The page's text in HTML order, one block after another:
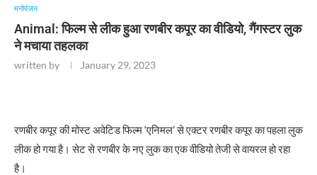
मनोरंजन
Animal: फिल्म से लीक हुआ रणबीर कपूर का वीडियो, गैंगस्टर लुक
ने मचाया तहलका
written by January 29, 2023
रणबीर कपूर की मोस्ट अवेटिड फिल्म ‘एनिमल’ से एक्टर रणबीर कपूर का पहला लुक
लीक हो गया है। सेट से रणबीर के नए लुक का एक वीडियो तेजी से वायरल हो रहा
है।